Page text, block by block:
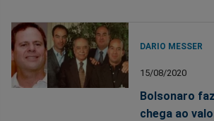
DARIO MESSER
15/08/2020
Bolsonaro
chega ao